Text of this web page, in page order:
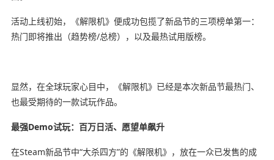
活动上线初始，《解限机》便成功包揽了新品节的三项榜单第一：
热门即将推出（趋势榜/总榜），以及最热试用版榜。
显然，在全球玩家心目中，《解限机》已经是本次新品节最热门、
也最受期待的一款试玩作品。
最强Demo试玩：百万日活、愿望单飙升
在Steam新品节中“大杀四方”的《解限机》，放在一众已发售的成